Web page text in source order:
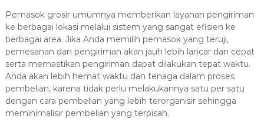
Pemasok grosir umumnya memberikan layanan pengiriman
ke berbagai lokasi melalui sistem yang sangat efisien ke
berbagai area. Jika Anda memilih pemasok yang teruji,
pemesanan dan pengiriman akan jauh lebih lancar dan cepat
serta memastikan pengiriman dapat dilakukan tepat waktu.
Anda akan lebih hemat waktu dan tenaga dalam proses
pembelian, karena tidak perlu melakukannya satu per satu
dengan cara pembelian yang lebih terorganisir sehingga
meminimalisir pembelian yang terpisah.